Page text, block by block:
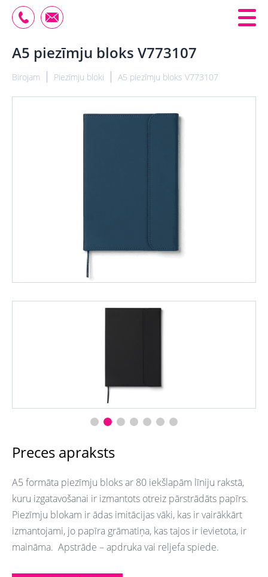
A5 piezīmju bloks V773107
Birojam Piezīmju bloki A5 piezīmju bloks V773107
Preces apraksts
A5 formāta piezīmju bloks ar 80 iekšlapām līniju rakstā,
kuru izgatavošanai ir izmantots otreiz pārstrādāts papīrs.
Piezīmju blokam ir ādas imitācijas vāki, kas ir vairākkārt
izmantojami, jo papīra grāmatiņa, kas tajos ir ievietota, ir
maināma. Apstrāde – apdruka vai reljefa spiede.